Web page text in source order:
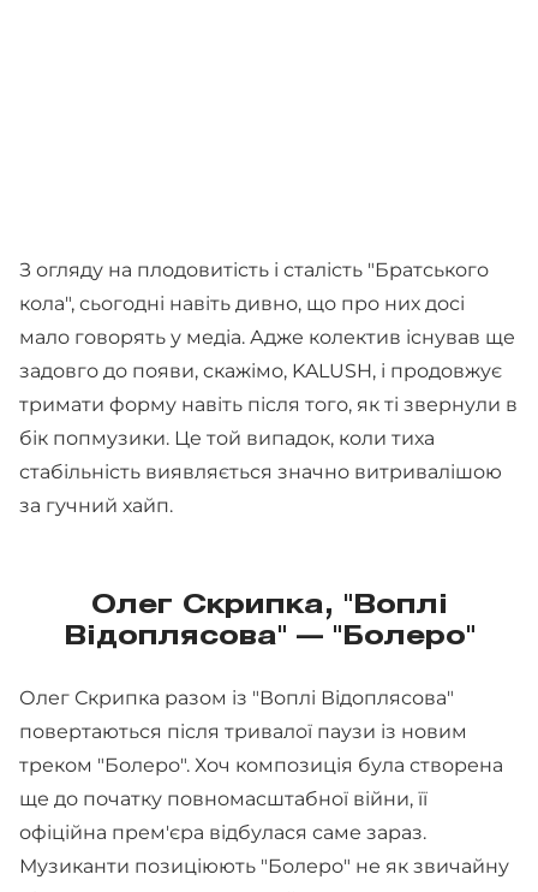
З огляду на плодовитість і сталість "Братського
кола", сьогодні навіть дивно, що про них досі
мало говорять у медіа. Адже колектив існував ще
задовго до появи, скажімо, KALUSH, і продовжує
тримати форму навіть після того, як ті звернули в
бік попмузики. Це той випадок, коли тиха
стабільність виявляється значно витривалішою
за гучний хайп.
Олег Скрипка, "Воплі
Відоплясова" — "Болеро"
Олег Скрипка разом із "Воплі Відоплясова"
повертаються після тривалої паузи із новим
треком "Болеро". Хоч композиція була створена
ще до початку повномасштабної війни, її
офіційна прем'єра відбулася саме зараз.
Музиканти позиціюють "Болеро" не як звичайну